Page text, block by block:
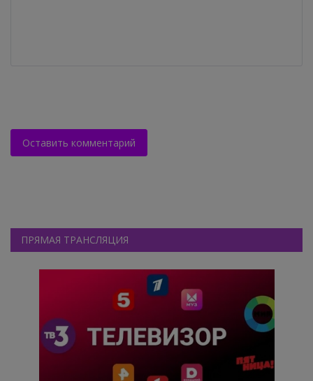
Оставить комментарий
ПРЯМАЯ ТРАНСЛЯЦИЯ